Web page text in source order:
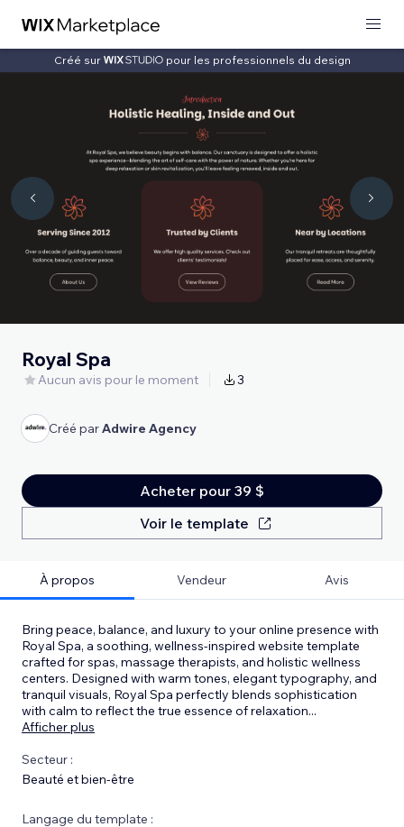
Créé sur pour les professionnels du design
Royal Spa
Aucun avis pour le moment 3
Créé parAdwire Agency
Acheter pour 39 $
Voir le template
À propos Vendeur Avis
Bring peace, balance, and luxury to your online presence with
Royal Spa, a soothing, wellness-inspired website template
crafted for spas, massage therapists, and holistic wellness
centers. Designed with warm tones, elegant typography, and
tranquil visuals, Royal Spa perfectly blends sophistication
with calm to reflect the true essence of relaxation...
Afficher plus
Secteur :
Beauté et bien-être
Langage du template :